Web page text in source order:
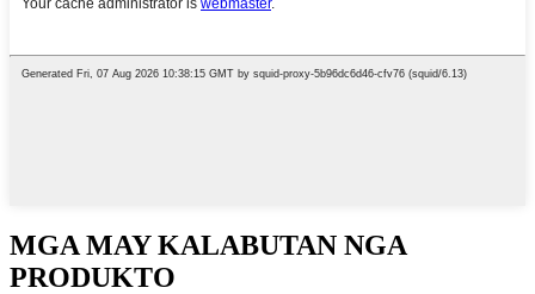
MGA MAY KALABUTAN NGA
PRODUKTO